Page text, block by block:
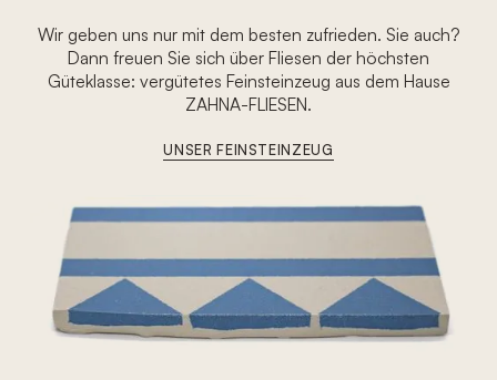
Wir geben uns nur mit dem besten zufrieden. Sie auch?
Dann freuen Sie sich über Fliesen der höchsten
Güteklasse: vergütetes Feinsteinzeug aus dem Hause
ZAHNA-FLIESEN.
UNSER FEINSTEINZEUG